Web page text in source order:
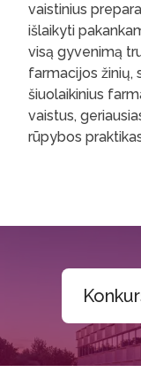
vaistinius
išlaikyti
visą gyvenimą
farmacijos žinių,
šiuolaikinius
vaistus,
rūpybos